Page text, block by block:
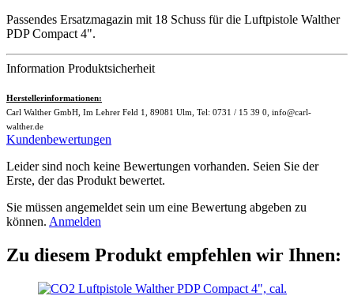
Passendes Ersatzmagazin mit 18 Schuss für die Luftpistole Walther
PDP Compact 4".
Information Produktsicherheit
Herstellerinformationen:
Carl Walther GmbH, Im Lehrer Feld 1, 89081 Ulm, Tel: 0731 / 15 39 0, info@carl-
walther.de
Kundenbewertungen
Leider sind noch keine Bewertungen vorhanden. Seien Sie der
Erste, der das Produkt bewertet.
Sie müssen angemeldet sein um eine Bewertung abgeben zu
können. Anmelden
Zu diesem Produkt empfehlen wir Ihnen: